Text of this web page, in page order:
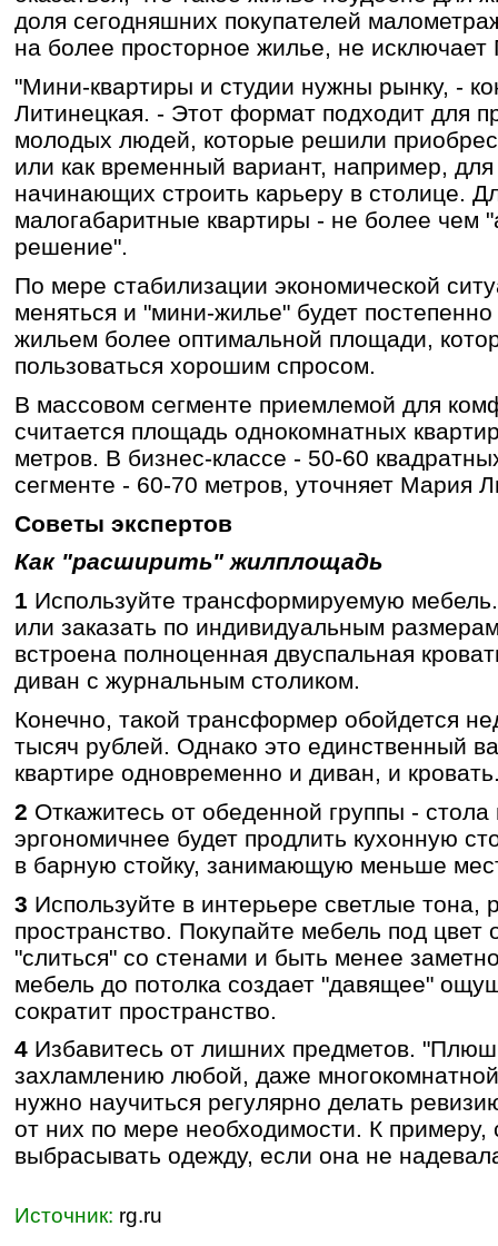
доля сегодняшних покупателей
на более просторное жилье, не
"Мини-квартиры и студии нужны рынку, -
Литинецкая. - Этот формат подходит для
молодых людей, которые решили
или как временный вариант, например,
начинающих строить карьеру в столице.
малогабаритные квартиры - не более чем
решение".
По мере стабилизации экономической
меняться и "мини-жилье" будет
жильем более оптимальной площади,
пользоваться хорошим спросом.
В массовом сегменте приемлемой для
считается площадь однокомнатных
метров. В бизнес-классе - 50-60
сегменте - 60-70 метров, уточняет Мария
Советы экспертов
Как "расширить" жилплощадь
1 Используйте трансформируемую
или заказать по индивидуальным
встроена полноценная двуспальная
диван с журнальным столиком.
Конечно, такой трансформер обойдется
тысяч рублей. Однако это единственный
квартире одновременно и диван, и
2 Откажитесь от обеденной группы - стола
эргономичнее будет продлить кухонную
в барную стойку, занимающую меньше
3 Используйте в интерьере светлые
пространство. Покупайте мебель под цвет
"слиться" со стенами и быть менее
мебель до потолка создает "давящее"
сократит пространство.
4 Избавитесь от лишних предметов.
захламлению любой, даже
нужно научиться регулярно делать
от них по мере необходимости. К примеру,
выбрасывать одежду, если она не
Источник: rg.ru